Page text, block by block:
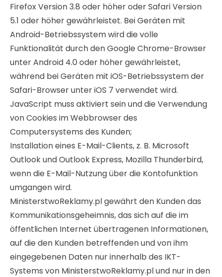
Firefox Version 3.8 oder höher oder Safari Version
5.1 oder höher gewährleistet. Bei Geräten mit
Android-Betriebssystem wird die volle
Funktionalität durch den Google Chrome-Browser
unter Android 4.0 oder höher gewährleistet,
während bei Geräten mit iOS-Betriebssystem der
Safari-Browser unter iOS 7 verwendet wird.
JavaScript muss aktiviert sein und die Verwendung
von Cookies im Webbrowser des
Computersystems des Kunden;
Installation eines E-Mail-Clients, z. B. Microsoft
Outlook und Outlook Express, Mozilla Thunderbird,
wenn die E-Mail-Nutzung über die Kontofunktion
umgangen wird.
MinisterstwoReklamy.pl gewährt den Kunden das
Kommunikationsgeheimnis, das sich auf die im
öffentlichen Internet übertragenen Informationen,
auf die den Kunden betreffenden und von ihm
eingegebenen Daten nur innerhalb des IKT-
Systems von MinisterstwoReklamy.pl und nur in den